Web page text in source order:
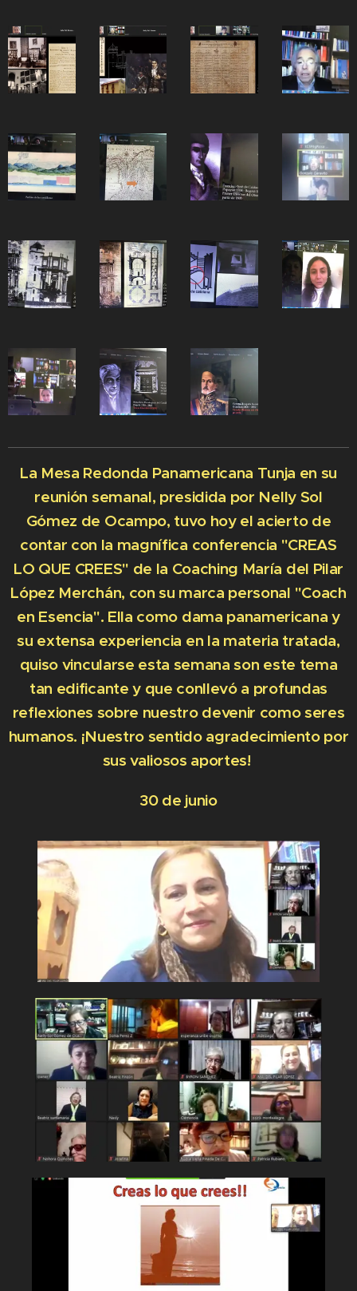
La Mesa Redonda Panamericana Tunja en su
reunión semanal, presidida por Nelly Sol
Gómez de Ocampo, tuvo hoy el acierto de
contar con la magnífica conferencia "CREAS
LO QUE CREES" de la Coaching María del Pilar
López Merchán, con su marca personal "Coach
en Esencia". Ella como dama panamericana y
su extensa experiencia en la materia tratada,
quiso vincularse esta semana son este tema
tan edificante y que conllevó a profundas
reflexiones sobre nuestro devenir como seres
humanos. ¡Nuestro sentido agradecimiento por
sus valiosos aportes!
30 de junio